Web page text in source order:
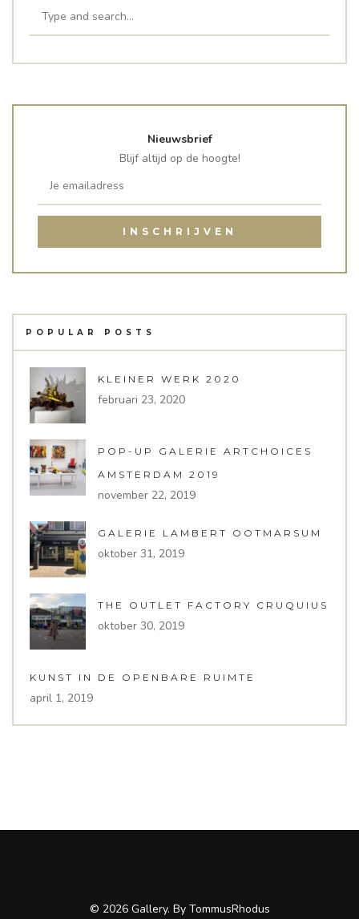
Nieuwsbrief
Blijf altijd op de hoogte!
POPULAR POSTS
KLEINER WERK 2020
februari 23, 2020
POP-UP GALERIE ARTCHOICES
AMSTERDAM 2019
november 22, 2019
GALERIE LAMBERT OOTMARSUM
oktober 31, 2019
THE OUTLET FACTORY CRUQUIUS
oktober 30, 2019
KUNST IN DE OPENBARE RUIMTE
april 1, 2019
© 2026 Gallery. By TommusRhodus